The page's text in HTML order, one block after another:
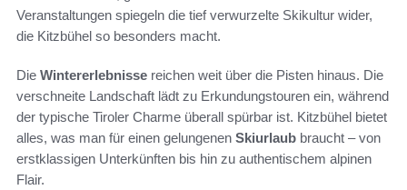
Veranstaltungen spiegeln die tief verwurzelte Skikultur wider,
die Kitzbühel so besonders macht.
Die Wintererlebnisse reichen weit über die Pisten hinaus. Die
verschneite Landschaft lädt zu Erkundungstouren ein, während
der typische Tiroler Charme überall spürbar ist. Kitzbühel bietet
alles, was man für einen gelungenen Skiurlaub braucht – von
erstklassigen Unterkünften bis hin zu authentischem alpinen
Flair.